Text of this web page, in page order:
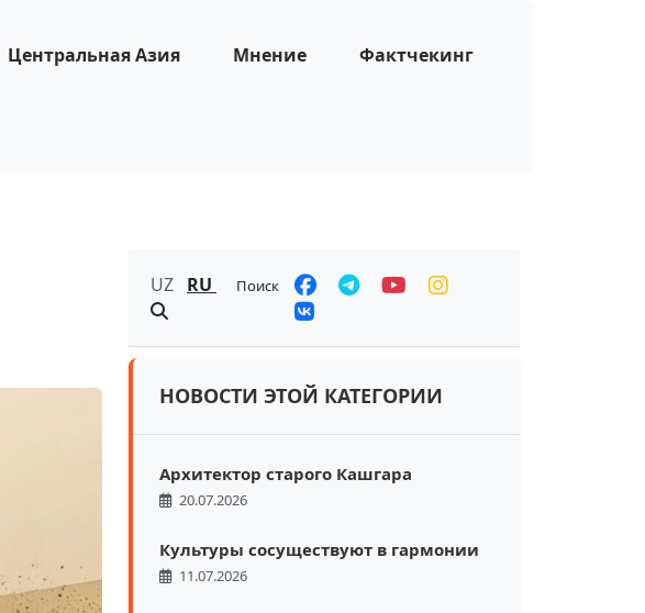
Центральная Азия Мнение Фактчекинг
UZ RU Поиск
НОВОСТИ ЭТОЙ КАТЕГОРИИ
Архитектор старого Кашгара
20.07.2026
Культуры сосуществуют в гармонии
11.07.2026